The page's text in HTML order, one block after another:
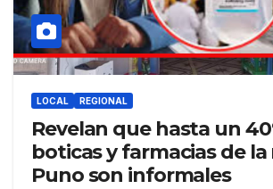
LOCAL REGIONAL
Revelan que hasta un
boticas y farmacias de
Puno son informales